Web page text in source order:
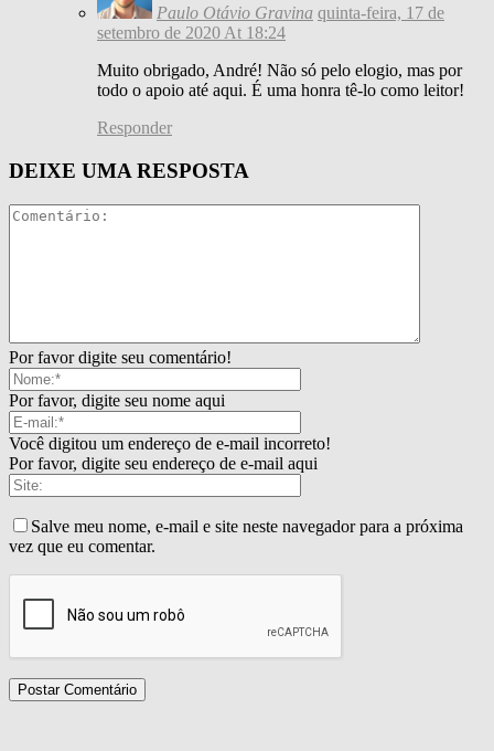
Paulo Otávio Gravina quinta-feira, 17 de
setembro de 2020 At 18:24
Muito obrigado, André! Não só pelo elogio, mas por
todo o apoio até aqui. É uma honra tê-lo como leitor!
Responder
DEIXE UMA RESPOSTA
Por favor digite seu comentário!
Por favor, digite seu nome aqui
Você digitou um endereço de e-mail incorreto!
Por favor, digite seu endereço de e-mail aqui
Salve meu nome, e-mail e site neste navegador para a próxima
vez que eu comentar.